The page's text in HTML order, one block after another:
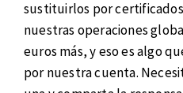
sustituirlos por
nuestras operaciones
euros más, y eso es algo
por nuestra cuenta.